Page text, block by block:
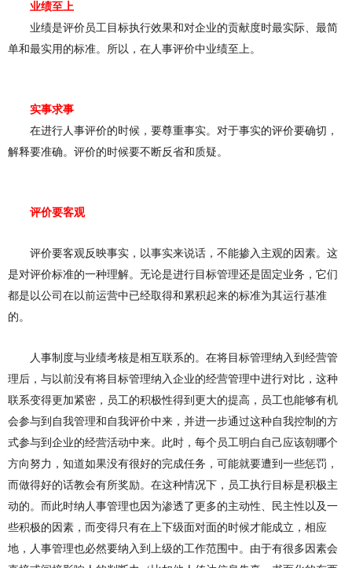
业绩至上
业绩是评价员工目标执行效果和对企业的贡献度时最实际、最简
单和最实用的标准。所以，在人事评价中业绩至上。
实事求事
在进行人事评价的时候，要尊重事实。对于事实的评价要确切，
解释要准确。评价的时候要不断反省和质疑。
评价要客观
评价要客观反映事实，以事实来说话，不能掺入主观的因素。这
是对评价标准的一种理解。无论是进行目标管理还是固定业务，它们
都是 以公司在以前运营中已经取得和累积起来的标准为其运行基准
的。
人事制度与业绩考核是相互联系的。在将目标管理纳入到经营管
理后，与以前没有将目标管理纳入企业的经营管理中进行对比，这种
联系变得更加紧密，员工的积极性得到更大的提高，员工也能够有机
会参与到自我管理和自我评价中来，并进一步通过这种自我控制的方
式参与到企业的经营活动中来。此时，每个员工明白自己应该朝哪个
方向努力，知道如果没有很好的完成任务，可能就要遭到一些惩罚，
而做得好的话教会有所奖励。在这种情况下，员工执行目标是积极主
动的。而此时纳人事管理也因为渗透了更多的主动性、民主性以及一
些积极的因素，而变得只有在上下级面对面的时候才能成立，相应
地，人事管理也必然要纳入到上级的工作范围中。由于有很多 因素会